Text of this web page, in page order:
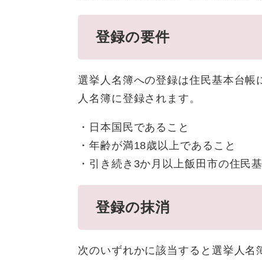
登録の要件
選挙人名簿への登録は住民基本台
人名簿に登録されます。
・日本国民であること
・年齢が満18歳以上であること
・引き続き3か月以上飯田市の住民
登録の抹消
次のいずれかに該当すると選挙人名